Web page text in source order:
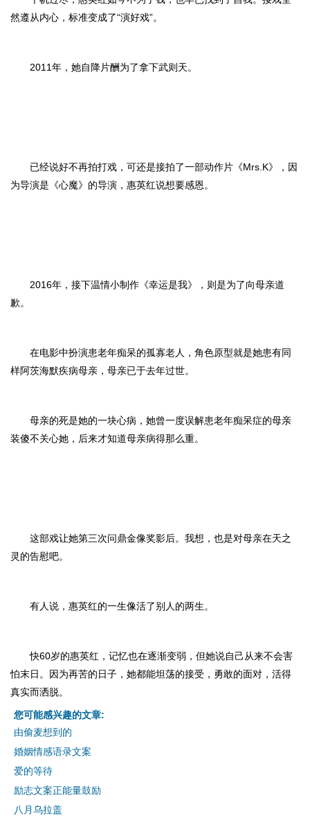
然遵从内心，标准变成了“演好戏”。
2011年，她自降片酬为了拿下武则天。
已经说好不再拍打戏，可还是接拍了一部动作片《Mrs.K》，因
为导演是《心魔》的导演，惠英红说想要感恩。
2016年，接下温情小制作《幸运是我》，则是为了向母亲道
歉。
在电影中扮演患老年痴呆的孤寡老人，角色原型就是她患有同
样阿茨海默疾病母亲，母亲已于去年过世。
母亲的死是她的一块心病，她曾一度误解患老年痴呆症的母亲
装傻不关心她，后来才知道母亲病得那么重。
这部戏让她第三次问鼎金像奖影后。我想，也是对母亲在天之
灵的告慰吧。
有人说，惠英红的一生像活了别人的两生。
快60岁的惠英红，记忆也在逐渐变弱，但她说自己从来不会害
怕末日。因为再苦的日子，她都能坦荡的接受，勇敢的面对，活得
真实而洒脱。
您可能感兴趣的文章:
由偷麦想到的
婚姻情感语录文案
爱的等待
励志文案正能量鼓励
八月乌拉盖